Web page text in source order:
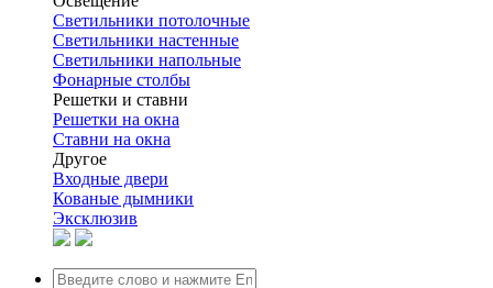
Светильники потолочные
Светильники настенные
Светильники напольные
Фонарные столбы
Решетки и ставни
Решетки на окна
Ставни на окна
Другое
Входные двери
Кованые дымники
Эксклюзив